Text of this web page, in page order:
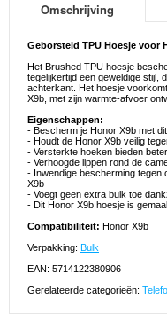
Omschrijving
Geborsteld TPU Hoesje voor
Het Brushed TPU hoesje
tegelijkertijd een geweldige stijl,
achterkant. Het hoesje
X9b, met zijn warmte-afvoer
Eigenschappen:
- Bescherm je Honor X9b met
- Houdt de Honor X9b veilig
- Versterkte hoeken bieden
- Verhoogde lippen rond de
- Inwendige bescherming tegen
X9b
- Voegt geen extra bulk toe
- Dit Honor X9b hoesje is
Compatibiliteit: Honor X9b
Verpakking: Bulk
EAN: 5714122380906
Gerelateerde categorieën: